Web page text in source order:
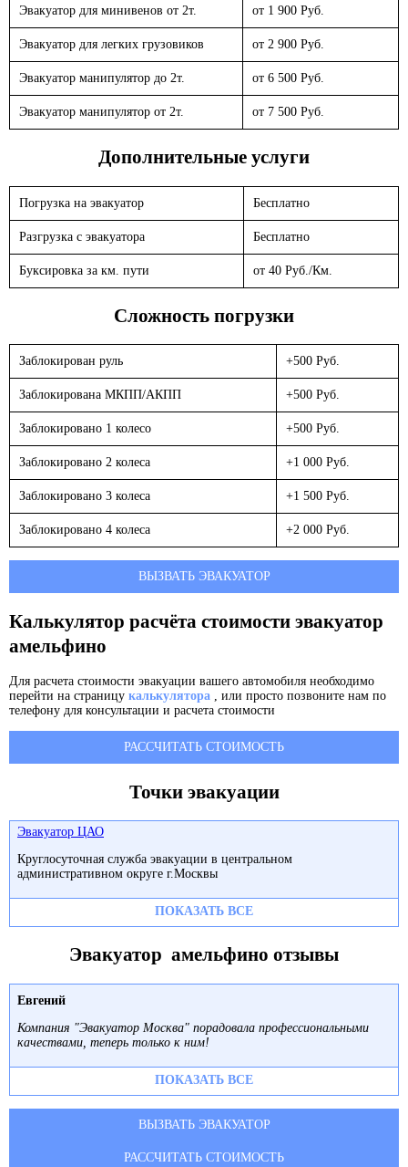
Эвакуатор для минивенов от 2т. от 1 900 Руб.
Эвакуатор для легких грузовиков от 2 900 Руб.
Эвакуатор манипулятор до 2т. от 6 500 Руб.
Эвакуатор манипулятор от 2т. от 7 500 Руб.
Дополнительные услуги
Погрузка на эвакуатор Бесплатно
Разгрузка с эвакуатора Бесплатно
Буксировка за км. пути от 40 Руб./Км.
Сложность погрузки
Заблокирован руль +500 Руб.
Заблокирована МКПП/АКПП +500 Руб.
Заблокировано 1 колесо +500 Руб.
Заблокировано 2 колеса +1 000 Руб.
Заблокировано 3 колеса +1 500 Руб.
Заблокировано 4 колеса +2 000 Руб.
ВЫЗВАТЬ ЭВАКУАТОР
Калькулятор расчёта стоимости эвакуатор
амельфино
Для расчета стоимости эвакуации вашего автомобиля необходимо
перейти на страницу калькулятора , или просто позвоните нам по
телефону для консультации и расчета стоимости
РАССЧИТАТЬ СТОИМОСТЬ
Точки эвакуации
Эвакуатор ЦАО
Круглосуточная служба эвакуации в центральном
административном округе г.Москвы
ПОКАЗАТЬ ВСЕ
Эвакуатор амельфино отзывы
Евгений
Компания "Эвакуатор Москва" порадовала профессиональными
качествами, теперь только к ним!
ПОКАЗАТЬ ВСЕ
ВЫЗВАТЬ ЭВАКУАТОР
РАССЧИТАТЬ СТОИМОСТЬ